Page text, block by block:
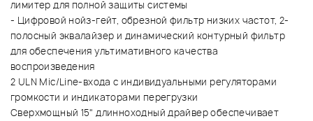
лимитер для полной защиты системы
- Цифровой нойз-гейт, обрезной фильтр низких частот, 2-
полосный эквалайзер и динамический контурный фильтр
для обеспечения ультимативного качества
воспроизведения
2 ULN Mic/Line-входа с индивидуальными регуляторами
громкости и индикаторами перегрузки
Сверхмощный 15" длинноходный драйвер обеспечивает